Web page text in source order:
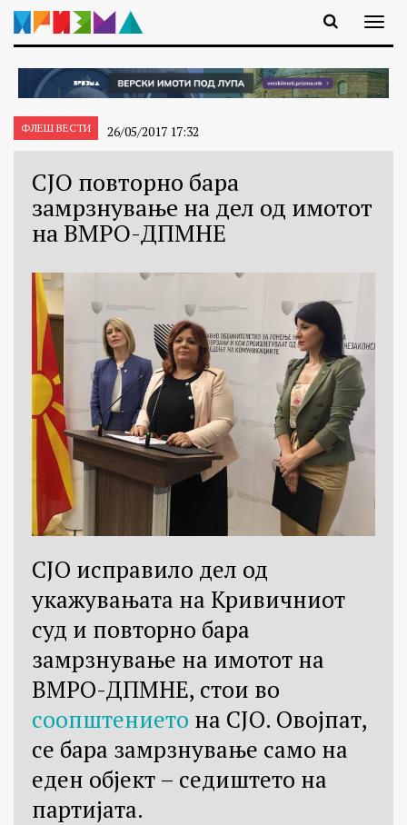
ФЛЕШ ВЕСТИ 26/05/2017 17:32
СЈО повторно бара
замрзнување на дел од имотот
на ВМРО-ДПМНЕ
СЈО исправило дел од
укажувањата на Кривичниот
суд и повторно бара
замрзнување на имотот на
ВМРО-ДПМНЕ, стои во
соопштението на СЈО. Овојпат,
се бара замрзнување само на
еден објект – седиштето на
партијата.